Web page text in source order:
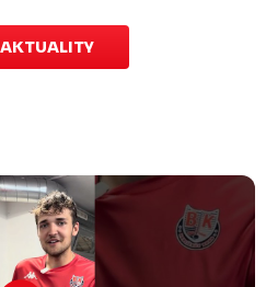
30. ledna ve 14:15,
termínu, o